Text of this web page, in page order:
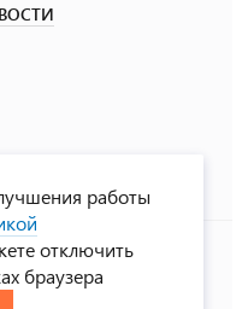
работы
отключить
браузера